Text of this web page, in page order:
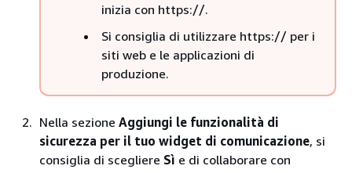
inizia con https://.
Si consiglia di utilizzare https:// per i
siti web e le applicazioni di
produzione.
Nella sezione Aggiungi le funzionalità di
sicurezza per il tuo widget di comunicazione, si
consiglia di scegliere Sì e di collaborare con